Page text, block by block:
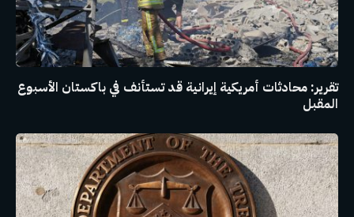
تقرير: محادثات أمريكية إيرانية قد تستأنف في باكستان الأسبوع
المقبل